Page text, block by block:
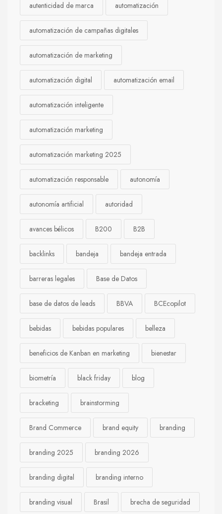
autenticidad de marca automatización
automatización de campañas digitales
automatización de marketing
automatización digital automatización email
automatización inteligente
automatización marketing
automatización marketing 2025
automatización responsable autonomía
autonomía artificial autoridad
avances bélicos B200 B2B
backlinks bandeja bandeja entrada
barreras legales Base de Datos
base de datos de leads BBVA BCEcopilot
bebidas bebidas populares belleza
beneficios de Kanban en marketing bienestar
biometría black friday blog
bracketing brainstorming
Brand Commerce brand equity branding
branding 2025 branding 2026
branding digital branding interno
branding visual Brasil brecha de seguridad